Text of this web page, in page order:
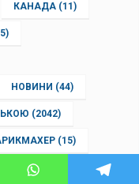
КАНАДА (11)
НОВИНИ (44)
(2042)
(15)